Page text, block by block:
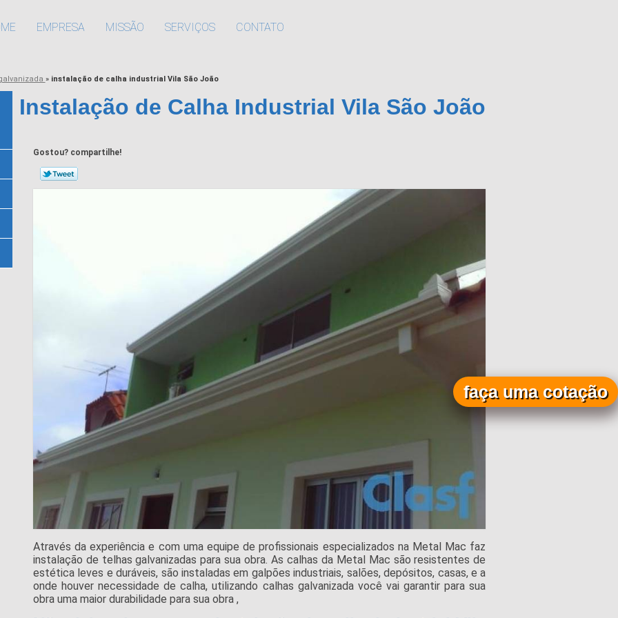
EMPRESA MISSÃO SERVIÇOS CONTATO
» instalação de calha industrial Vila São João
Instalação de Calha Industrial Vila São João
Gostou? compartilhe!
Através da experiência e com uma equipe de profissionais especializados na Metal Mac faz
instalação de telhas galvanizadas para sua obra. As calhas da Metal Mac são resistentes de
estética leves e duráveis, são instaladas em galpões industriais, salões, depósitos, casas, e a
onde houver necessidade de calha, utilizando calhas galvanizada você vai garantir para sua
obra uma maior durabilidade para sua obra ,
faça uma cotação